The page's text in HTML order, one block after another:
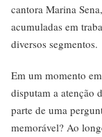
cantora Marina
acumuladas em
diversos segmentos.
Em um momento
disputam a atenção
parte de uma
memorável? Ao